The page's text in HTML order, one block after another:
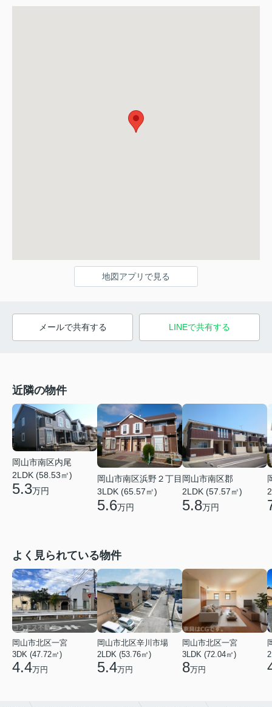
地図アプリで見る
メールで共有する LINEで共有する
近隣の物件
岡山市南区内尾
2LDK (58.53㎡)
5.3万円
岡山市南区浜野２丁目
3LDK (65.57㎡)
5.6万円
岡山市南区郡
2LDK (57.57㎡)
5.8万円
よく見られている物件
岡山市北区一宮
3DK (47.72㎡)
4.4万円
岡山市北区辛川市場
2LDK (53.76㎡)
5.4万円
岡山市北区一宮
3LDK (72.04㎡)
8万円